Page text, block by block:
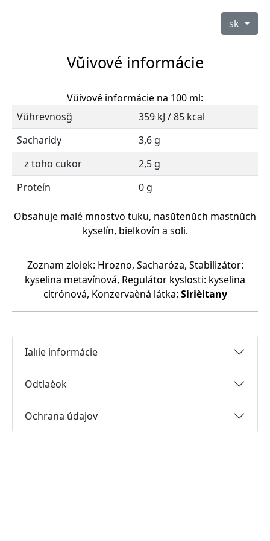
sk
Vŭivové informácie
Vŭivové informácie na 100 ml:
Vŭhrevnosğ
359 kJ / 85 kcal
Sacharidy
3,6 g
z toho cukor
2,5 g
Proteín
0 g
Obsahuje malé mnostvo tuku, nasŭtenŭch mastnŭch
kyselín, bielkovín a soli.
Zoznam zloiek: Hrozno, Sacharóza, Stabilizátor:
kyselina metavínová, Regulátor kyslosti: kyselina
citrónová, Konzervaèná látka: Sirièitany
Ïalıie informácie
Odtlaèok
Ochrana údajov